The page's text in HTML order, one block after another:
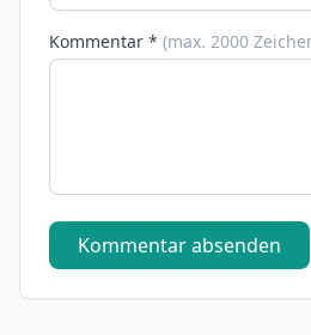
Kommentar * (max. 2000
Kommentar absenden